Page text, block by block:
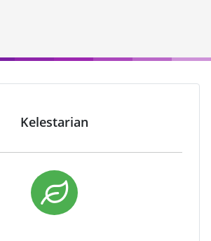
Kelestarian